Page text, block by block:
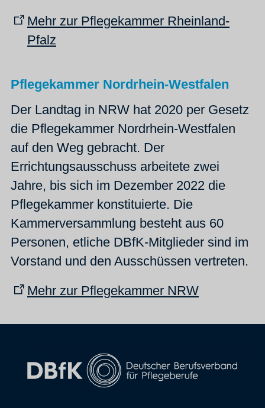
Mehr zur Pflegekammer Rheinland-
Pfalz
Pflegekammer Nordrhein-Westfalen
Der Landtag in NRW hat 2020 per Gesetz
die Pflegekammer Nordrhein-Westfalen
auf den Weg gebracht. Der
Errichtungsausschuss arbeitete zwei
Jahre, bis sich im Dezember 2022 die
Pflegekammer konstituierte. Die
Kammerversammlung besteht aus 60
Personen, etliche DBfK-Mitglieder sind im
Vorstand und den Ausschüssen vertreten.
Mehr zur Pflegekammer NRW